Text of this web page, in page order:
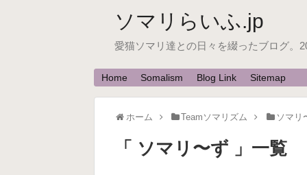
ソマリらいふ.jp
愛猫ソマリ達との日々を綴ったブログ。
Home Somalism Blog Link Sitemap
ホーム Teamソマリズム ソマリ
「 ソマリ〜ず 」一覧